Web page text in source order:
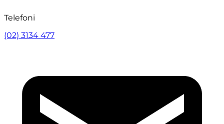
Telefoni
(02) 3134 477